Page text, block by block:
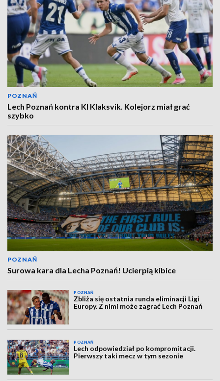
POZNAŃ
Lech Poznań kontra KI Klaksvik. Kolejorz miał grać
szybko
POZNAŃ
Surowa kara dla Lecha Poznań! Ucierpią kibice
POZNAŃ
Zbliża się ostatnia runda eliminacji Ligi
Europy. Z nimi może zagrać Lech Poznań
POZNAŃ
Lech odpowiedział po kompromitacji.
Pierwszy taki mecz w tym sezonie